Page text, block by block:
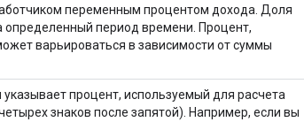
переменным процентом дохода. Доля
определенный период времени. Процент,
варьироваться в зависимости от суммы
процент, используемый для расчета
знаков после запятой). Например, если вы